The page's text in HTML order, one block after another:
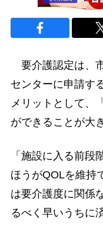
要介護認定は、
センターに申請す
メリットとして、
ができることが大
「施設に入る前段
ほうがQOLを維持
は要介護度に関係
るべく早いうちに